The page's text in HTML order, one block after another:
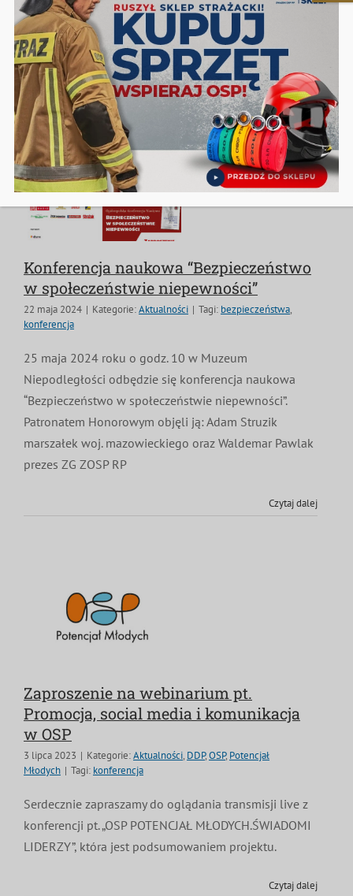
poświęcona wybranym zagadnieniom naszego
bezpieczeństwa.
Czytaj dalej
Konferencja naukowa “Bezpieczeństwo
w społeczeństwie niepewności”
22 maja 2024 | Kategorie:Aktualności | Tagi: bezpieczeństwa,
konferencja
25 maja 2024 roku o godz. 10 w Muzeum
Niepodległości odbędzie się konferencja naukowa
“Bezpieczeństwo w społeczeństwie niepewności”.
Patronatem Honorowym objęli ją: Adam Struzik
marszałek woj. mazowieckiego oraz Waldemar Pawlak
prezes ZG ZOSP RP
Czytaj dalej
Zaproszenie na webinarium pt.
Promocja, social media i komunikacja
w OSP
3 lipca 2023 | Kategorie:Aktualności, DDP,OSP, Potencjał
Młodych | Tagi: konferencja
Serdecznie zapraszamy do oglądania transmisji live z
konferencji pt. „OSP POTENCJAŁ MŁODYCH.ŚWIADOMI
LIDERZY”, która jest podsumowaniem projektu.
Czytaj dalej